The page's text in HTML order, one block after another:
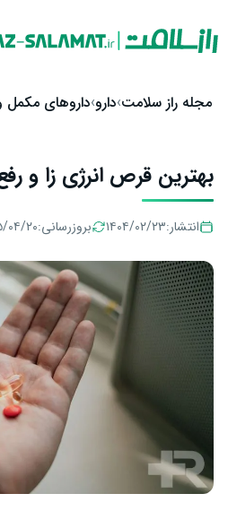
مجله راز سلامت دارو داروهای مکمل
بهترین قرص انرژی زا و
انتشار:۱۴۰۴/۰۲/۲۳ بروزرسانی:۱۴۰۵/